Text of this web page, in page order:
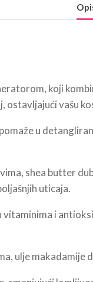
koji
ostavljajući vašu
u
shea butter
uticaja.
i
ulje